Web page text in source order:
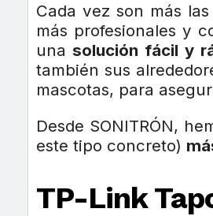
Cada vez son más
más profesionales y
una solución fácil y
también sus
mascotas, para
Desde SONITRÓN,
este tipo concreto)
TP-Link